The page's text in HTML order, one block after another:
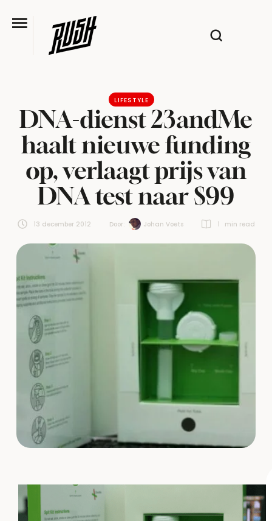
LIFESTYLE
DNA-dienst 23andMe
haalt nieuwe funding
op, verlaagt prijs van
DNA test naar $99
13 december 2012 Door: Johan Voets 1 min read